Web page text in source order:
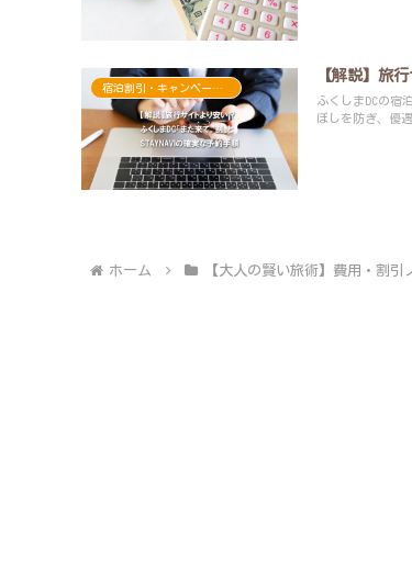
宿泊割引・キャンペーン・クーポン
【解説】旅
ふくしまDCの宿
ぼしを防ぎ、優
ホーム 【大人の賢い旅術】費用・割引